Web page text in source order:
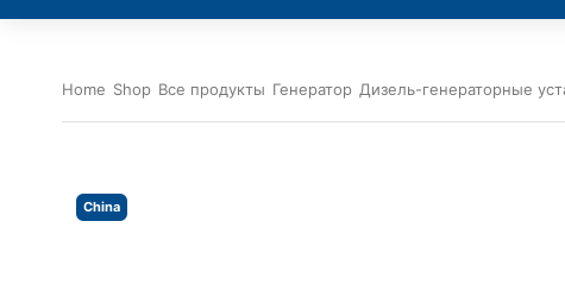
Home Shop Все продукты Генератор Дизель-генераторные
China